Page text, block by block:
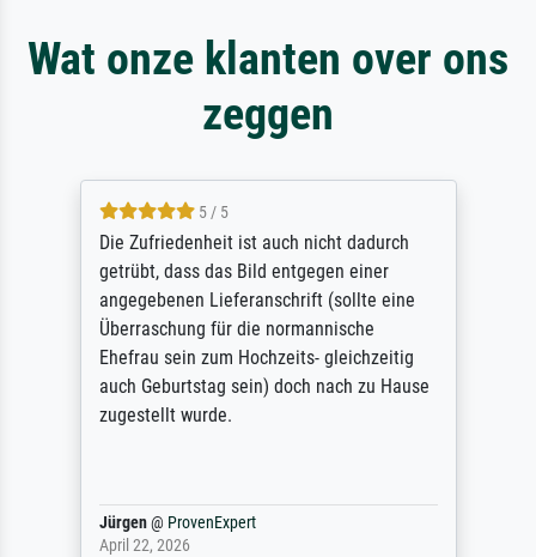
Wat onze klanten over ons
zeggen
5 / 5
Die Zufriedenheit ist auch nicht dadurch
getrübt, dass das Bild entgegen einer
angegebenen Lieferanschrift (sollte eine
Überraschung für die normannische
Ehefrau sein zum Hochzeits- gleichzeitig
auch Geburtstag sein) doch nach zu Hause
zugestellt wurde.
Jürgen@ ProvenExpert
April 22, 2026